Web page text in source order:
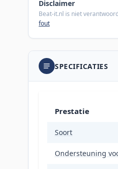
Disclaimer
Beat-it.nl is niet
fout
SPECIFICATIES
Prestatie
Soort
Ondersteuning